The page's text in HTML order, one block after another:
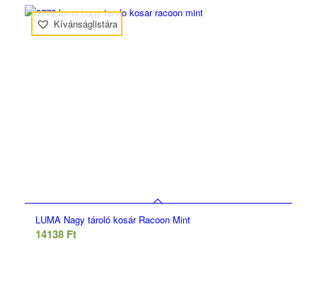
Kívánságlistára
LUMA Nagy tároló kosár Racoon Mint
14138 Ft